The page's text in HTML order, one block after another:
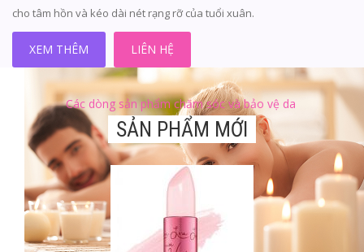
cho tâm hồn và kéo dài nét rạng rỡ của tuổi xuân.
XEM THÊM LIÊN HỆ
Các dòng sản phẩm chăm sóc và bảo vệ da
SẢN PHẨM MỚI